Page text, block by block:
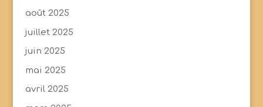
août 2025
juillet 2025
juin 2025
mai 2025
avril 2025